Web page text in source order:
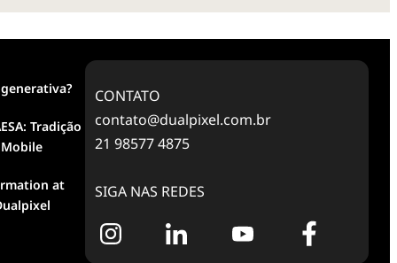
Tradição
at
CONTATO
contato@dualpixel.com.br
21 98577 4875
SIGA NAS REDES